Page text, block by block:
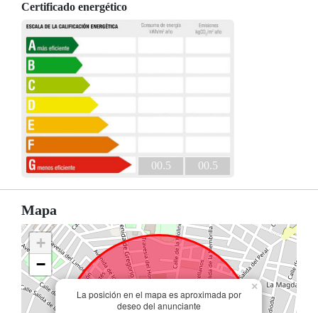
Certificado energético
00.5 00.5
Mapa
La posición en el mapa es aproximada por
deseo del anunciante
×
+
−